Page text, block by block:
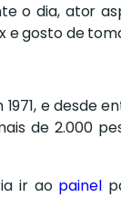
o dia, ator
gosto de
e
de 2.000
ir ao painel